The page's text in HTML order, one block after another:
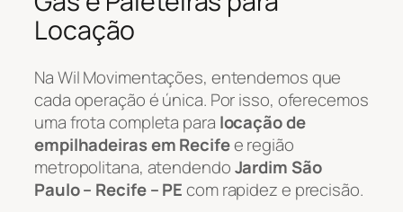
Locação
Na Wil Movimentações, entendemos que
cada operação é única. Por isso, oferecemos
uma frota completa para locação de
empilhadeiras em Recifee região
metropolitana, atendendoJardim São
Paulo – Recife – PEcom rapidez e precisão.